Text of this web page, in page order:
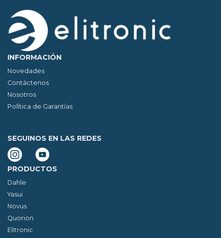
INFORMACIÓN
Novedades
Contáctenos
Nosotros
Política de Garantías
SEGUINOS EN LAS REDES
PRODUCTOS
Dahle
Yasui
Novus
Quorion
Elitronic